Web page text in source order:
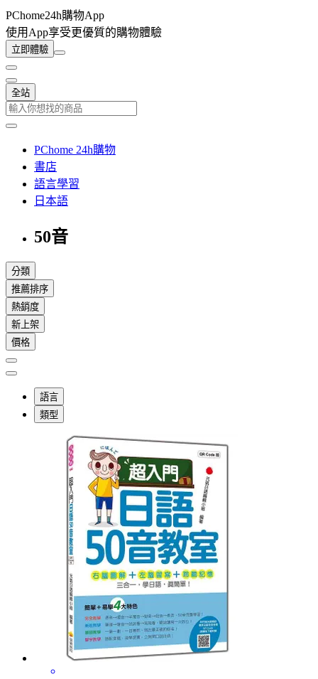
PChome24h購物App
使用App享受更優質的購物體驗
立即體驗
全站
PChome 24h購物
書店
語言學習
日本語
50音
分類
推薦排序
熱銷度
新上架
價格
語言
類型